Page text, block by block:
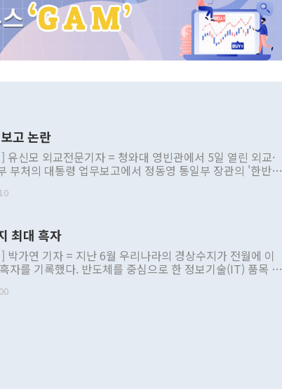
고 논란
유신모 외교전문기자 = 청와대 영빈관에서 5일 열린 외교·
부처의 대통령 업무보고에서 정동영 통일부 장관의 '한반도
부 내 조율을 거치지 않은 사안을 정책으로 추진하겠다고 공
근거한 비현실적 구상'이라는 비판을 내놨다. 그동안 정 장
관련 발언이 물의를 빚은 적은 여러 번 있지만 대통령과 유
공개적으로 부정적 입장을 표명한 것은 이례적이다. 정 장
북 접근법과 월권을 제어해야 한다는 목소리도 높아지고 있
최대 흑자
박가연 기자 = 지난 6월 우리나라의 경상수지가 전월에 이
자를 기록했다. 반도체를 중심으로 한 정보기술(IT) 품목 수
르